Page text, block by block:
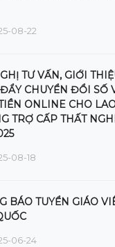
08-22
TƯ VẤN, GIỚI
CHUYỂN ĐỔI SỐ
ONLINE CHO
TRỢ CẤP THẤT
08-18
BÁO TUYỂN GIÁO
06-24